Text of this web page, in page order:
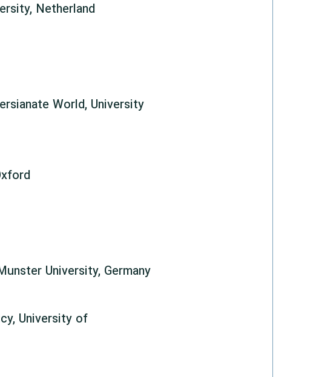
Netherland
World, University
University, Germany
University of